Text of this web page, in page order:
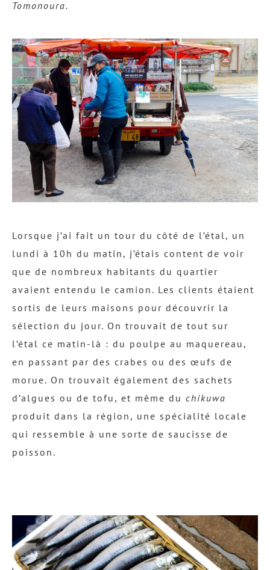
Tomonoura.
Lorsque j’ai fait un tour du côté de l’étal, un
lundi à 10h du matin, j’étais content de voir
que de nombreux habitants du quartier
avaient entendu le camion. Les clients étaient
sortis de leurs maisons pour découvrir la
sélection du jour. On trouvait de tout sur
l’étal ce matin-là : du poulpe au maquereau,
en passant par des crabes ou des œufs de
morue. On trouvait également des sachets
d’algues ou de tofu, et même du chikuwa
produit dans la région, une spécialité locale
qui ressemble à une sorte de saucisse de
poisson.